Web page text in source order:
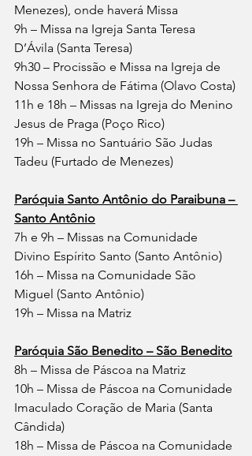
Menezes), onde haverá Missa
9h – Missa na Igreja Santa Teresa
D’Ávila (Santa Teresa)
9h30 – Procissão e Missa na Igreja de
Nossa Senhora de Fátima (Olavo Costa)
11h e 18h – Missas na Igreja do Menino
Jesus de Praga (Poço Rico)
19h – Missa no Santuário São Judas
Tadeu (Furtado de Menezes)
Paróquia Santo Antônio do Paraibuna –
Santo Antônio
7h e 9h – Missas na Comunidade
Divino Espírito Santo (Santo Antônio)
16h – Missa na Comunidade São
Miguel (Santo Antônio)
19h – Missa na Matriz
Paróquia São Benedito – São Benedito
8h – Missa de Páscoa na Matriz
10h – Missa de Páscoa na Comunidade
Imaculado Coração de Maria (Santa
Cândida)
18h – Missa de Páscoa na Comunidade